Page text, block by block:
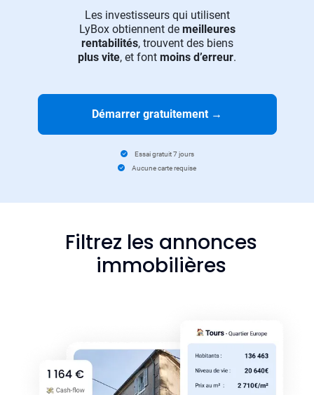
Les investisseurs qui utilisent
LyBox obtiennent de meilleures
rentabilités, trouvent des biens
plus vite, et font moins d’erreur.
Démarrer gratuitement →
Essai gratuit 7 jours
Aucune carte requise
Filtrez les annonces
immobilières